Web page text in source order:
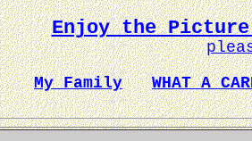
Enjoy the Picture
My Family
WHAT A